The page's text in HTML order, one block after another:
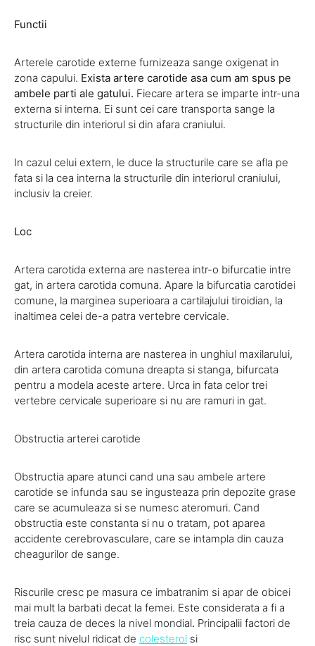
Functii
Arterele carotide externe furnizeaza sange oxigenat in
zona capului. Exista artere carotide asa cum am spus pe
ambele parti ale gatului. Fiecare artera se imparte intr-una
externa si interna. Ei sunt cei care transporta sange la
structurile din interiorul si din afara craniului.
In cazul celui extern, le duce la structurile care se afla pe
fata si la cea interna la structurile din interiorul craniului,
inclusiv la creier.
Loc
Artera carotida externa are nasterea intr-o bifurcatie intre
gat, in artera carotida comuna. Apare la bifurcatia carotidei
comune, la marginea superioara a cartilajului tiroidian, la
inaltimea celei de-a patra vertebre cervicale.
Artera carotida interna are nasterea in unghiul maxilarului,
din artera carotida comuna dreapta si stanga, bifurcata
pentru a modela aceste artere. Urca in fata celor trei
vertebre cervicale superioare si nu are ramuri in gat.
Obstructia arterei carotide
Obstructia apare atunci cand una sau ambele artere
carotide se infunda sau se ingusteaza prin depozite grase
care se acumuleaza si se numesc ateromuri. Cand
obstructia este constanta si nu o tratam, pot aparea
accidente cerebrovasculare, care se intampla din cauza
cheagurilor de sange.
Riscurile cresc pe masura ce imbatranim si apar de obicei
mai mult la barbati decat la femei. Este considerata a fi a
treia cauza de deces la nivel mondial. Principalii factori de
risc sunt nivelul ridicat de colesterol si